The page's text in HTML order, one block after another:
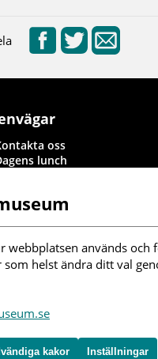
oss
lunch
om denna
kakor
oss i sociala
används
helst ändra ditt val
kakor Inställningar